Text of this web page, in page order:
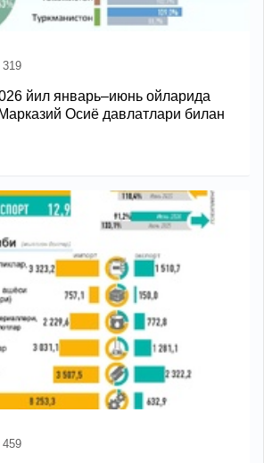
319
йил январь–июнь ойларида
Осиё давлатлари билан
459